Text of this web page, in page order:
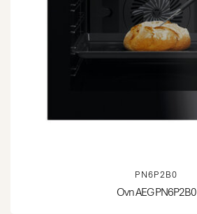
PN6P2B0
Ovn AEG PN6P2B0